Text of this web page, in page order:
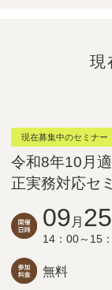
現
現在募集中のセミナー
令和8年10月
正実務対応セ
09 月 25
14：00～15
無料